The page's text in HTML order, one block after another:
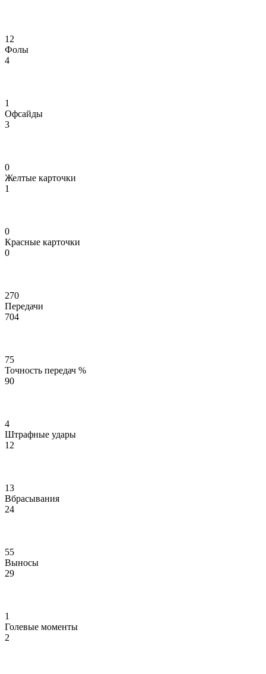
12
Фолы
4
1
Офсайды
3
0
Желтые карточки
1
0
Красные карточки
0
270
Передачи
704
75
Точность передач %
90
4
Штрафные удары
12
13
Вбрасывания
24
55
Выносы
29
1
Голевые моменты
2